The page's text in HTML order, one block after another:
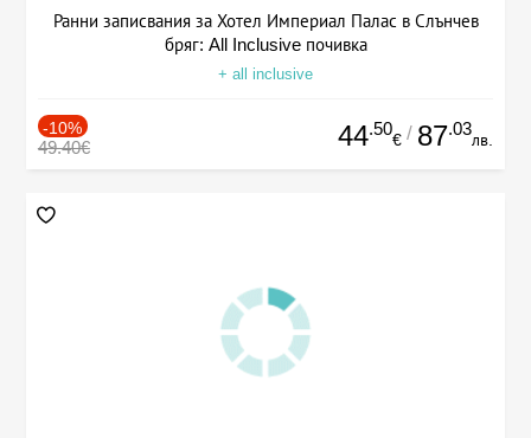
Ранни записвания за Хотел Империал Палас в Слънчев
бряг: All Inclusive почивка
+ all inclusive
-10%
49.40€ 44.50
€ / 87.03
лв.